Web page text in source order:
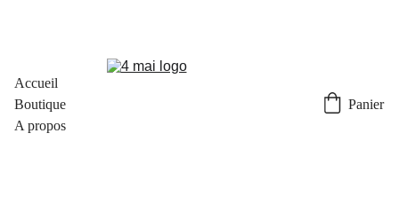
Accueil
Boutique
A propos
Panier